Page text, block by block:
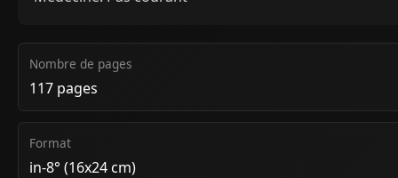
Nombre de pages
117 pages
Format
in-8° (16x24 cm)